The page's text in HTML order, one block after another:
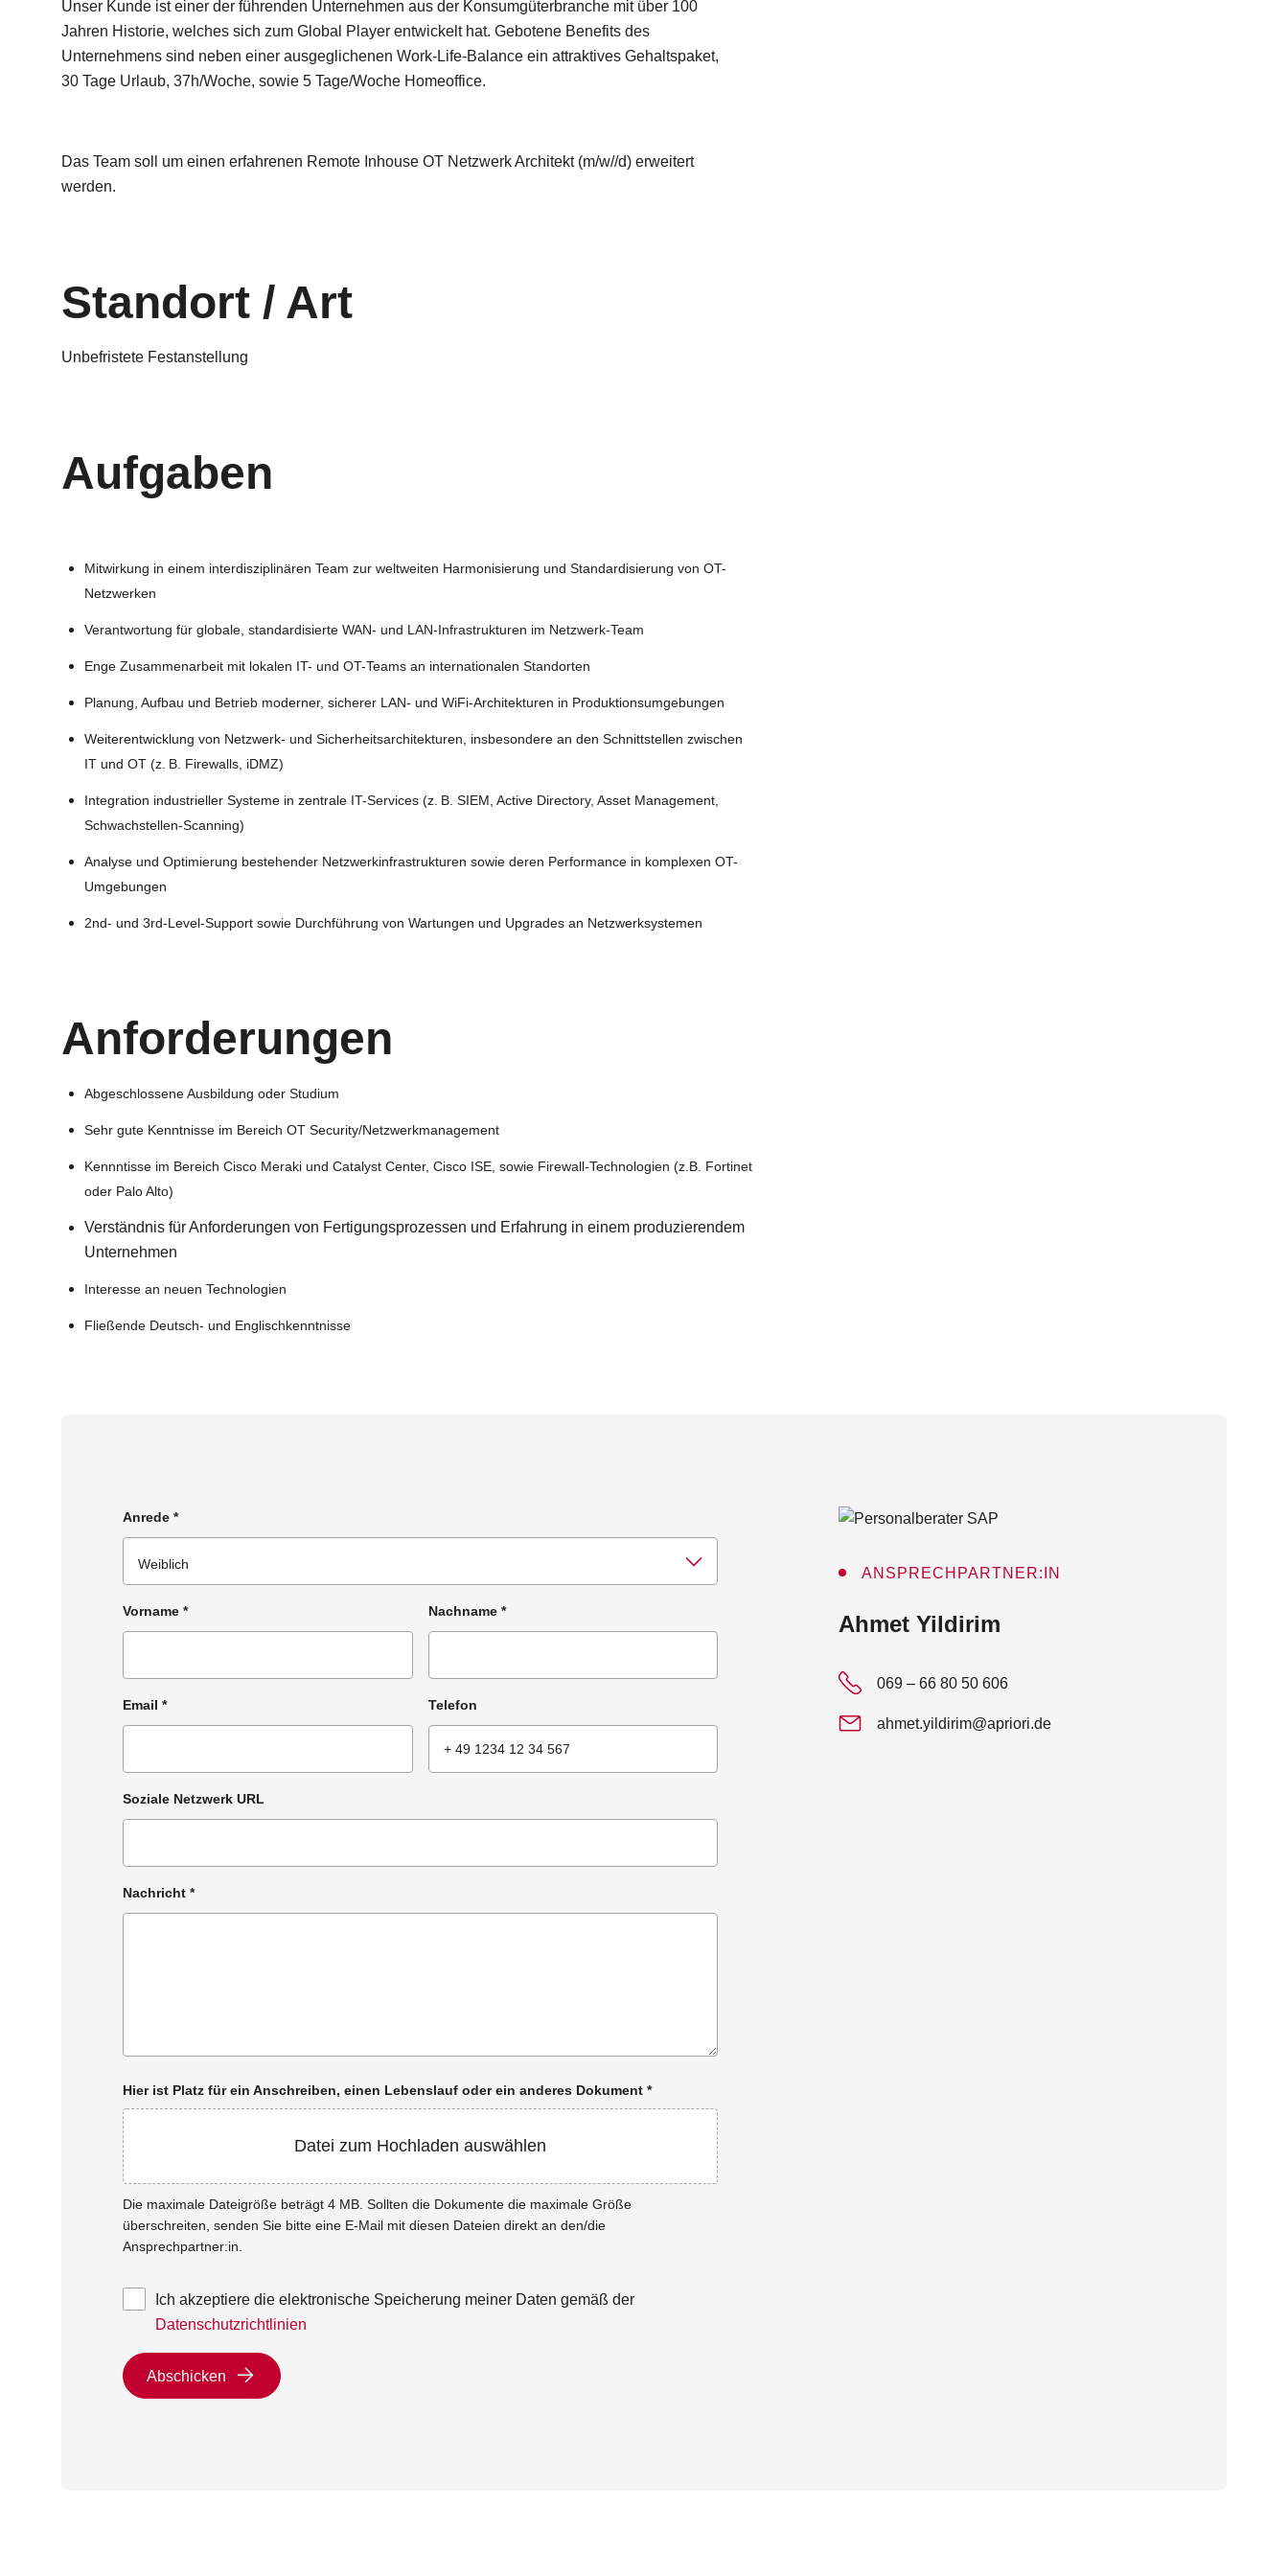
Unser Kunde ist einer der führenden Unternehmen aus der Konsumgüterbranche mit über 100
Jahren Historie, welches sich zum Global Player entwickelt hat. Gebotene Benefits des
Unternehmens sind neben einer ausgeglichenen Work-Life-Balance ein attraktives Gehaltspaket,
30 Tage Urlaub, 37h/Woche, sowie 5 Tage/Woche Homeoffice.
Das Team soll um einen erfahrenen Remote Inhouse OT Netzwerk Architekt (m/w//d) erweitert
werden.
Standort / Art
Unbefristete Festanstellung
Aufgaben
Mitwirkung in einem interdisziplinären Team zur weltweiten Harmonisierung und Standardisierung von OT-
Netzwerken
Verantwortung für globale, standardisierte WAN- und LAN-Infrastrukturen im Netzwerk-Team
Enge Zusammenarbeit mit lokalen IT- und OT-Teams an internationalen Standorten
Planung, Aufbau und Betrieb moderner, sicherer LAN- und WiFi-Architekturen in Produktionsumgebungen
Weiterentwicklung von Netzwerk- und Sicherheitsarchitekturen, insbesondere an den Schnittstellen zwischen
IT und OT (z. B. Firewalls, iDMZ)
Integration industrieller Systeme in zentrale IT-Services (z. B. SIEM, Active Directory, Asset Management,
Schwachstellen-Scanning)
Analyse und Optimierung bestehender Netzwerkinfrastrukturen sowie deren Performance in komplexen OT-
Umgebungen
2nd- und 3rd-Level-Support sowie Durchführung von Wartungen und Upgrades an Netzwerksystemen
Anforderungen
Abgeschlossene Ausbildung oder Studium
Sehr gute Kenntnisse im Bereich OT Security/Netzwerkmanagement
Kennntisse im Bereich Cisco Meraki und Catalyst Center, Cisco ISE, sowie Firewall-Technologien (z.B. Fortinet
oder Palo Alto)
Verständnis für Anforderungen von Fertigungsprozessen und Erfahrung in einem produzierendem
Unternehmen
Interesse an neuen Technologien
Fließende Deutsch- und Englischkenntnisse
Anrede *
Vorname * Nachname *
Email * Telefon
Soziale Netzwerk URL
Nachricht *
Hier ist Platz für ein Anschreiben, einen Lebenslauf oder ein anderes Dokument *
Datei zum Hochladen auswählen
Die maximale Dateigröße beträgt 4 MB. Sollten die Dokumente die maximale Größe
überschreiten, senden Sie bitte eine E-Mail mit diesen Dateien direkt an den/die
Ansprechpartner:in.
Ich akzeptiere die elektronische Speicherung meiner Daten gemäß der
Datenschutzrichtlinien
Abschicken
ANSPRECHPARTNER:IN
:
Ahmet Yildirim
069 – 66 80 50 606
ahmet.yildirim@apriori.de